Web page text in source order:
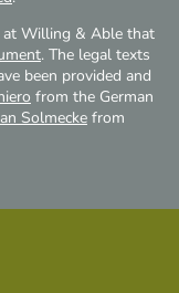
at Willing & Able that
. The legal texts
been provided and
from the German
Solmecke from